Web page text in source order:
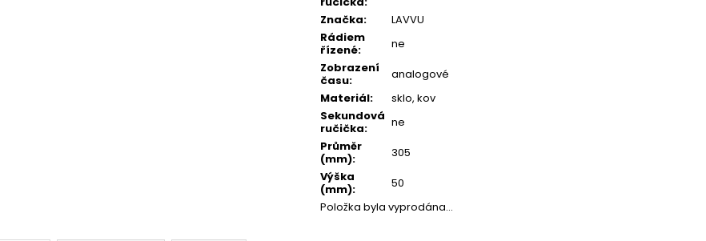
Značka:
LAVVU
Rádiem
řízené:
ne
Zobrazení
času:
analogové
Materiál:
sklo, kov
Sekundová
ručička:
ne
Průměr
(mm):
305
Výška
(mm):
50
Položka byla vyprodána…